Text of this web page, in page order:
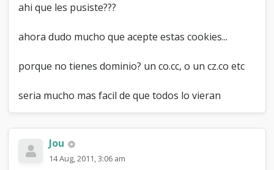
ahi que les pusiste???
ahora dudo mucho que acepte estas cookies...
porque no tienes dominio? un co.cc, o un cz.co etc
seria mucho mas facil de que todos lo vieran
Jou
14 Aug, 2011, 3:06 am